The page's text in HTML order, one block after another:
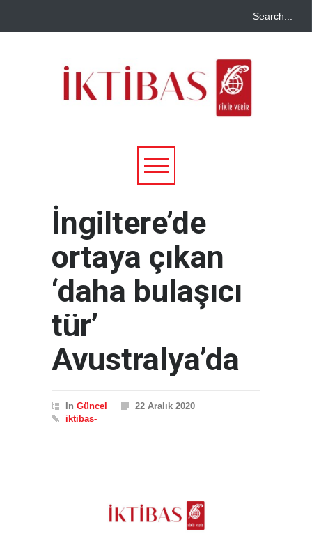
İngiltere’de
ortaya çıkan
‘daha bulaşıcı
tür’
Avustralya’da
In Güncel
22 Aralık 2020
iktibas-